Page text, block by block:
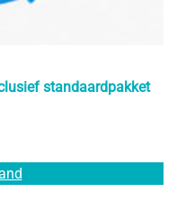
standaardpakket